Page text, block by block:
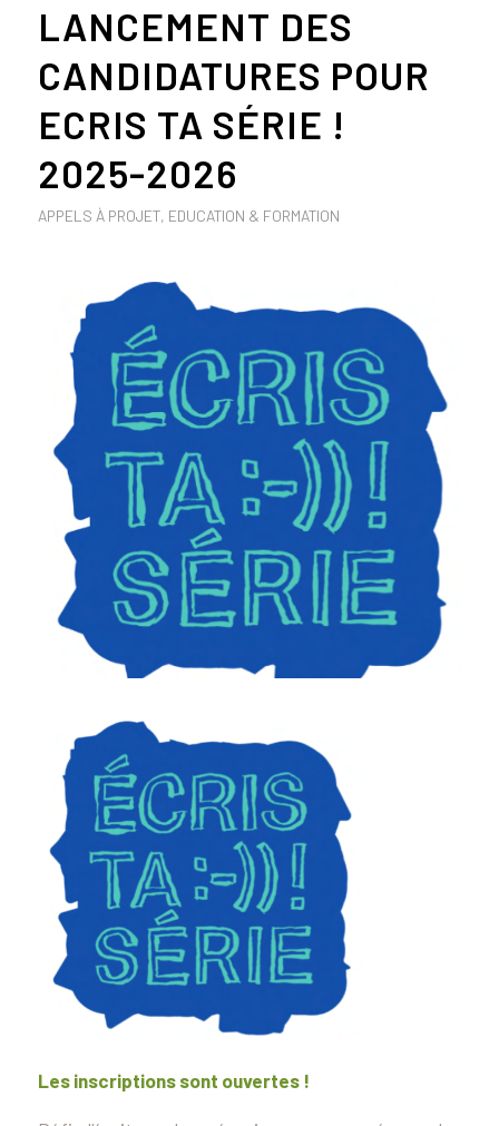
LANCEMENT DES
CANDIDATURES POUR
ECRIS TA SÉRIE !
2025-2026
APPELS À PROJET, EDUCATION & FORMATION
Les inscriptions sont ouvertes !